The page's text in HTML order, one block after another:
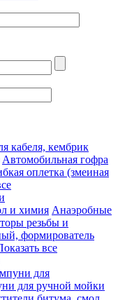
кабеля, кембрик
Автомобильная гофра
оплетка (змеиная
и химия Анаэробные
резьбы и
формирователь
все
для
для ручной мойки